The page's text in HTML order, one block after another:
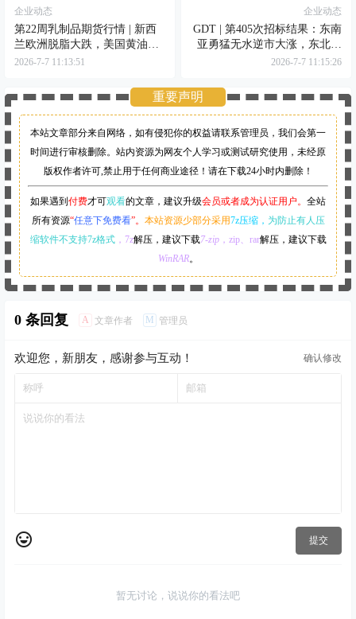
企业动态
第22周乳制品期货行情 | 新西
兰欧洲脱脂大跌，美国黄油强
势反弹
2026-7-7 11:13:51
企业动态
GDT | 第405次招标结果：东南
亚勇猛无水逆市大涨，东北亚
低迷奶粉一蹶不振
2026-7-7 11:15:26
重要声明
本站文章部分来自网络，如有侵犯你的权益请联系管理员， 我们会第一
时间进行审核删除。站内资源为网友个人学习或测试研究使用，未经原
版权作者许可,禁止用于任何商业途径！请在下载24小时内删除！
如果遇到 付费才可观看的文章，建议升级会员或者成为认证用户。 全站
所有资源“任意下免费看”。 本站资源少部分采用7z压缩， 为防止有人压
缩软件不支持7z格式，7z解压，建议下载7-zip，zip、rar解压，建议下载
WinRAR。
0 条回复 A 文章作者 M 管理员
欢迎您，新朋友，感谢参与互动！ 确认修改
提交
暂无讨论，说说你的看法吧